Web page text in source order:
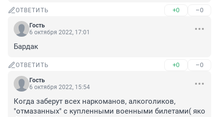
ОТВЕТИТЬ +0 –0
Гость
6 октября 2022, 17:01
Бардак
ОТВЕТИТЬ +0 –0
Гость
6 октября 2022, 15:54
Когда заберут всех наркоманов, алкоголиков,
"отмазанных" с купленными военными билетами( яко